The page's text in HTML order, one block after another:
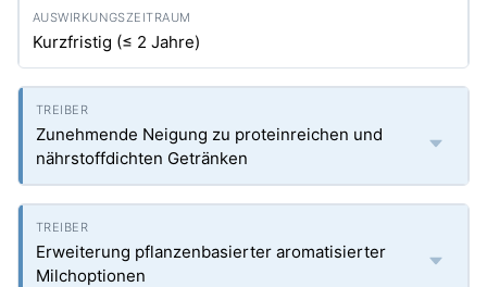
Kurzfristig (≤ 2 Jahre)
Zunehmende Neigung zu proteinreichen und
nährstoffdichten Getränken
Erweiterung pflanzenbasierter aromatisierter
Milchoptionen